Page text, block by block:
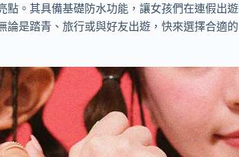
。其具備基礎防水功能，讓女孩們在連假出
是踏青、旅行或與好友出遊，快來選擇合適的